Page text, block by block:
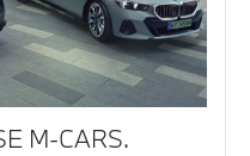
M-CARS.